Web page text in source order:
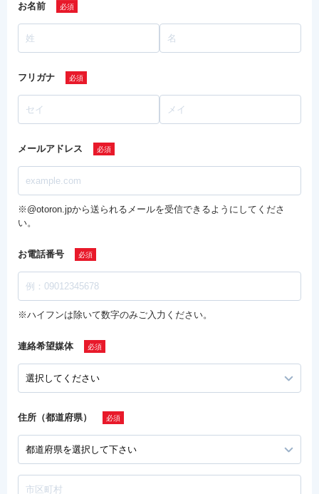
お名前
フリガナ
メールアドレス
※@otoron.jpから送られるメールを受信できるようにしてくださ
い。
お電話番号
※ハイフンは除いて数字のみご入力ください。
連絡希望媒体
住所（都道府県）